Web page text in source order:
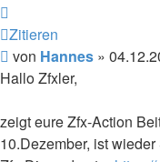
Zitieren
Beitrag
von Hannes »
Hallo Zfxler,
zeigt eure Zfx-Action
10.Dezember, ist